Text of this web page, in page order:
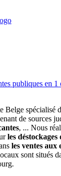
Belge spécialisé
de sources
, ... Nous
les
les ventes aux
sont situés